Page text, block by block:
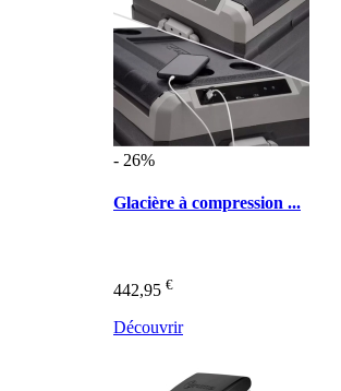
- 26%
Glacière à compression ...
442,95 €
Découvrir